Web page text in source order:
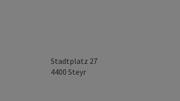
Stadtplatz 27
4400 Steyr